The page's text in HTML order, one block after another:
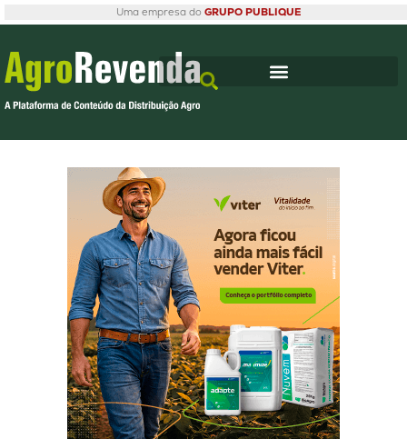
Uma empresa do GRUPO PUBLIQUE